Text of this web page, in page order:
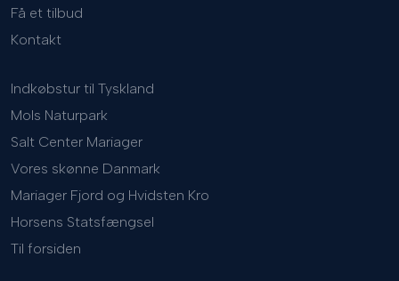
Få et tilbud
Kontakt
Indkøbstur til Tyskland
Mols Naturpark
Salt Center Mariager
Vores skønne Danmark
Mariager Fjord og Hvidsten Kro
Horsens Statsfængsel
Til forsiden